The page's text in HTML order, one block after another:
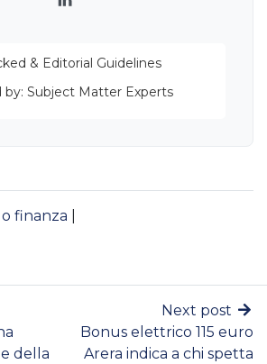
LinkedIn
& Editorial Guidelines
by: Subject Matter Experts
finanza
della
Next post
Bonus elettrico 115 euro
Arera indica a chi spetta